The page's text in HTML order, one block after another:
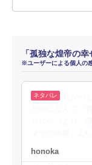
「孤独な煌帝の
※ユーザーによる個人の
りにうっとり。
マァの終盤。2
honoka